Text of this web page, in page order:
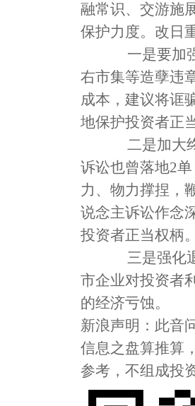
融常识、交游施
保护力度。改日
一是要加强
右市集等造孽违
成本，建议将诓
地保护投资者正
二是加大终
诉讼也曾落地2
力、物力撑捏，
说念主诉讼作念
投资者正当权柄
三是强化退
市企业对投资者
的经济亏蚀。
新浪声明：此音
信息之盘算推算
参考，不组成投